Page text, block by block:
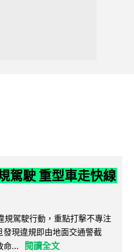
駕駛 重型車走快線
規駕駛行動，重點打擊不專注
現違規即由地面交通警截
命...
閱讀全文